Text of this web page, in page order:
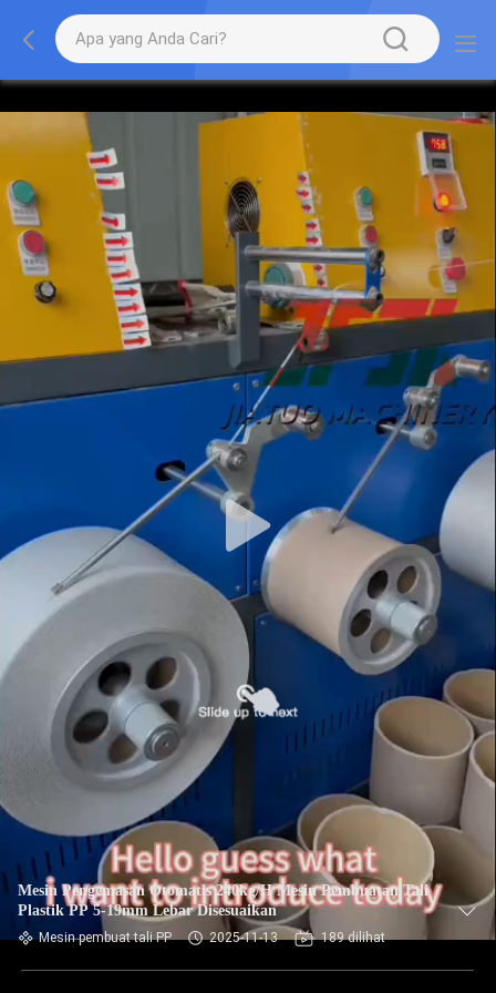
Mesin Pengemasan Otomatis 240kg/H Mesin Pembuatan Tali
Plastik PP 5-19mm Lebar Disesuaikan
Mesin pembuat tali PP 2025-11-13 189 dilihat